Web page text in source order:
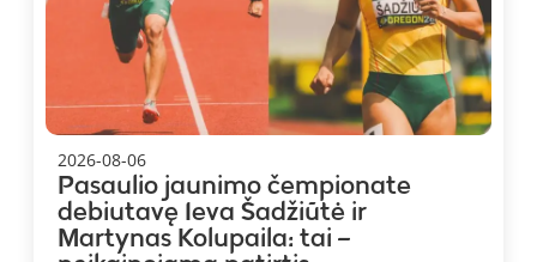
2026-08-06
Pasaulio jaunimo čempionate
debiutavę Ieva Šadžiūtė ir
Martynas Kolupaila: tai –